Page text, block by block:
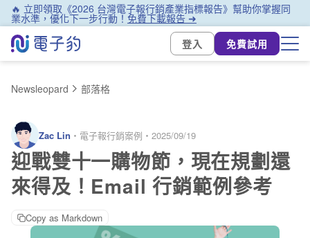
🔥 立即領取《2026 台灣電子報行銷產業指標報告》幫助你掌握同
業水準，優化下一步行動！免費下載報告 ➜
登入
免費試用
Newsleopard 部落格
Zac Lin ・ 電子報行銷案例 ・ 2025/09/19
迎戰雙十一購物節，現在規劃還
來得及！Email 行銷範例參考
Copy as Markdown